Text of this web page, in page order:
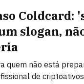
Coldcard:
slogan,
quem não está
de